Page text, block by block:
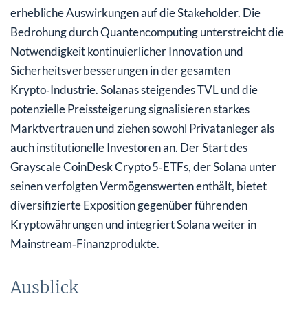
erhebliche Auswirkungen auf die Stakeholder. Die
Bedrohung durch Quantencomputing unterstreicht die
Notwendigkeit kontinuierlicher Innovation und
Sicherheitsverbesserungen in der gesamten
Krypto‑Industrie. Solanas steigendes TVL und die
potenzielle Preissteigerung signalisieren starkes
Marktvertrauen und ziehen sowohl Privatanleger als
auch institutionelle Investoren an. Der Start des
Grayscale CoinDesk Crypto 5‑ETFs, der Solana unter
seinen verfolgten Vermögenswerten enthält, bietet
diversifizierte Exposition gegenüber führenden
Kryptowährungen und integriert Solana weiter in
Mainstream‑Finanzprodukte.
Ausblick